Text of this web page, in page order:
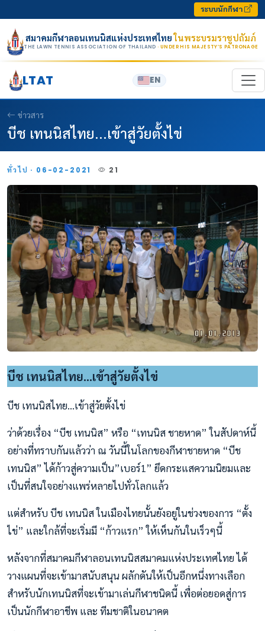
ระบบนักกีฬา
สมาคมกีฬาลอนเทนนิสแห่งประเทศไทยในพระบรมราชูปถัมภ์
THE LAWN TENNIS ASSOCIATION OF THAILAND · UNDER HIS MAJESTY’S PATRONAGE
LTAT EN
ข่าวสาร
บีช เทนนิสไทย...เข้าสู่วัยตั้งไข่
ทั่วไป · 06-02-2021 21
บีช เทนนิสไทย...เข้าสู่วัยตั้งไข่
บีช เทนนิสไทย...เข้าสู่วัยตั้งไข่
ว่าด้วยเรื่อง “บีช เทนนิส” หรือ “เทนนิส ชายหาด” ในสัปดาห์นี้
อย่างที่ทราบกันแล้วว่า ณ วันนี้ในโลกของกีฬาชายหาด “บีช
เทนนิส” ได้ก้าวสู่ความเป็น”เบอร์1” ยึดกระแสความนิยมและ
เป็นที่สนใจอย่างแพร่หลายไปทั่วโลกแล้ว
แต่สำหรับ บีช เทนนิส ในเมืองไทยนั้นยังอยู่ในช่วงของการ “ตั้ง
ไข่” และใกล้ที่จะเริ่มมี “ก้าวแรก” ให้เห็นกันในเร็วๆนี้
หลังจากที่สมาคมกีฬาลอนเทนนิสสมาคมแห่งประเทศไทย ได้
วางแผนที่จะเข้ามาสนับสนุน ผลักดันให้เป็นอีกหนึ่งทางเลือก
สำหรับนักเทนนิสที่จะเข้ามาเล่นกีฬาชนิดนี้ เพื่อต่อยอดสู่การ
เป็นนักกีฬาอาชีพ และ ทีมชาติในอนาคต